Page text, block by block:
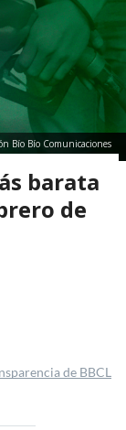
Bío Bío Comunicaciones
barata
de
de BBCL